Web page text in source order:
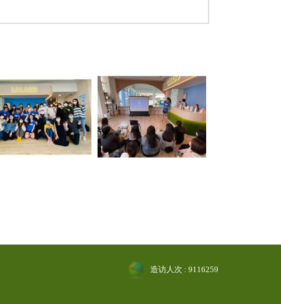
造访人次 : 9116259